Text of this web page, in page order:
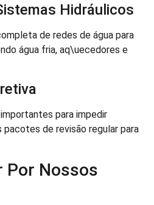
Hidráulicos
de redes de água para
água fria, aq\uecedores e
para impedir
de revisão regular para
Por Nossos